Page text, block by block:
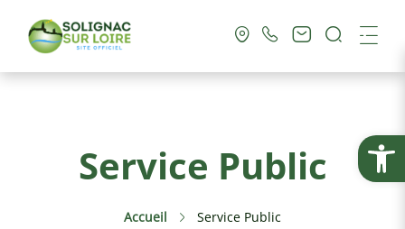
Ouvrir
Vie Pratique
Culture & Loisirs
Service Public
Accueil Service Public